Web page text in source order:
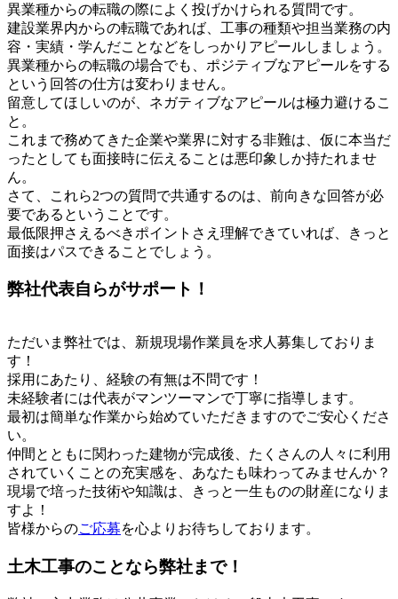
異業種からの転職の際によく投げかけられる質問です。
建設業界内からの転職であれば、工事の種類や担当業務の内
容・実績・学んだことなどをしっかりアピールしましょう。
異業種からの転職の場合でも、ポジティブなアピールをする
という回答の仕方は変わりません。
留意してほしいのが、ネガティブなアピールは極力避けるこ
と。
これまで務めてきた企業や業界に対する非難は、仮に本当だ
ったとしても面接時に伝えることは悪印象しか持たれませ
ん。
さて、これら2つの質問で共通するのは、前向きな回答が必
要であるということです。
最低限押さえるべきポイントさえ理解できていれば、きっと
面接はパスできることでしょう。
弊社代表自らがサポート！
ただいま弊社では、新規現場作業員を求人募集しておりま
す！
採用にあたり、経験の有無は不問です！
未経験者には代表がマンツーマンで丁寧に指導します。
最初は簡単な作業から始めていただきますのでご安心くださ
い。
仲間とともに関わった建物が完成後、たくさんの人々に利用
されていくことの充実感を、あなたも味わってみませんか？
現場で培った技術や知識は、きっと一生ものの財産になりま
すよ！
皆様からのご応募を心よりお待ちしております。
土木工事のことなら弊社まで！